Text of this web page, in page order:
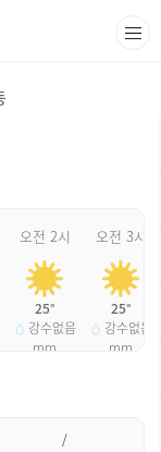
오전 2시
25°
강수없음
mm
오전 3시
25°
강수없음
mm
/